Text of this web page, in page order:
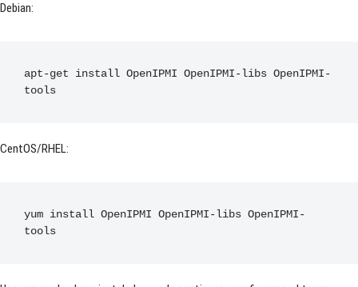
Debian:
apt -get install OpenIPMI OpenIPMI - libs OpenIPMI -
CentOS/RHEL:
yum install OpenIPMI OpenIPMI - libs OpenIPMI -
tools